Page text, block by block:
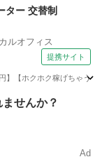
ター 交替制
ルオフィス
提携サイト
】【ホクホク稼げちゃ
ませんか？
Ad